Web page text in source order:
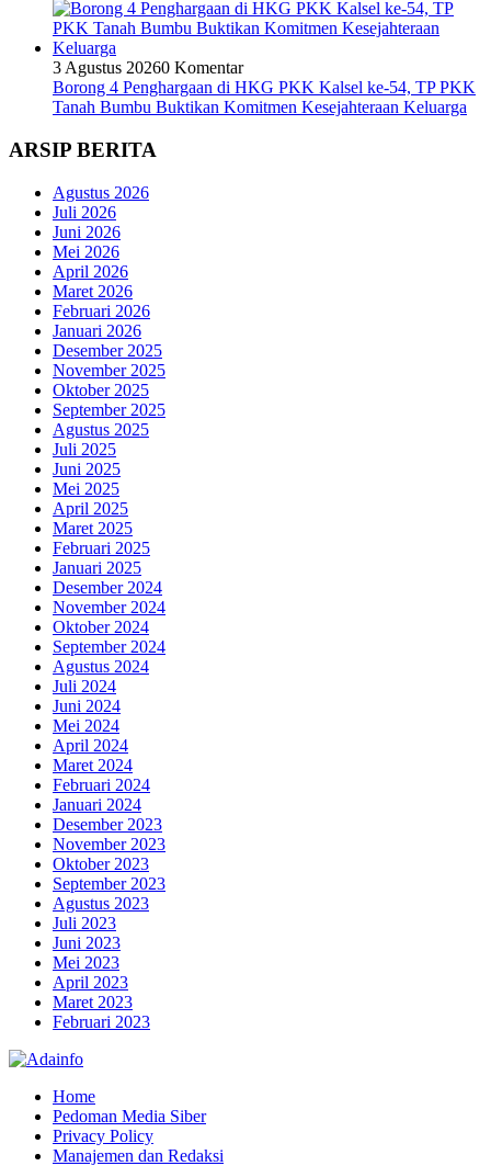
3 Agustus 20260 Komentar
Borong 4 Penghargaan di HKG PKK Kalsel ke-54, TP PKK
Tanah Bumbu Buktikan Komitmen Kesejahteraan Keluarga
ARSIP BERITA
Agustus 2026
Juli 2026
Juni 2026
Mei 2026
April 2026
Maret 2026
Februari 2026
Januari 2026
Desember 2025
November 2025
Oktober 2025
September 2025
Agustus 2025
Juli 2025
Juni 2025
Mei 2025
April 2025
Maret 2025
Februari 2025
Januari 2025
Desember 2024
November 2024
Oktober 2024
September 2024
Agustus 2024
Juli 2024
Juni 2024
Mei 2024
April 2024
Maret 2024
Februari 2024
Januari 2024
Desember 2023
November 2023
Oktober 2023
September 2023
Agustus 2023
Juli 2023
Juni 2023
Mei 2023
April 2023
Maret 2023
Februari 2023
Home
Pedoman Media Siber
Privacy Policy
Manajemen dan Redaksi